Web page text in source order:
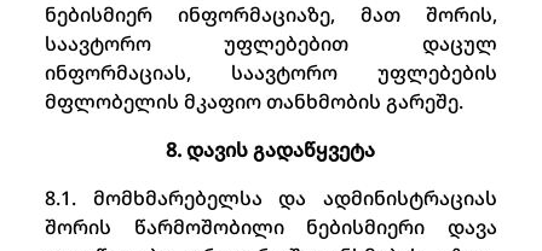
ნებისმიერ ინფორმაციაზე, მათ შორის,
საავტორო უფლებებით დაცულ
ინფორმაციას, საავტორო უფლებების
მფლობელის მკაფიო თანხმობის გარეშე.
8. დავის გადაწყვეტა
8.1. მომხმარებელსა და ადმინისტრაციას
შორის წარმოშობილი ნებისმიერი დავა